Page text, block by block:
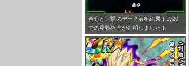
会心と追撃のデータ解析結果！LV20
での発動確率が判明しました！